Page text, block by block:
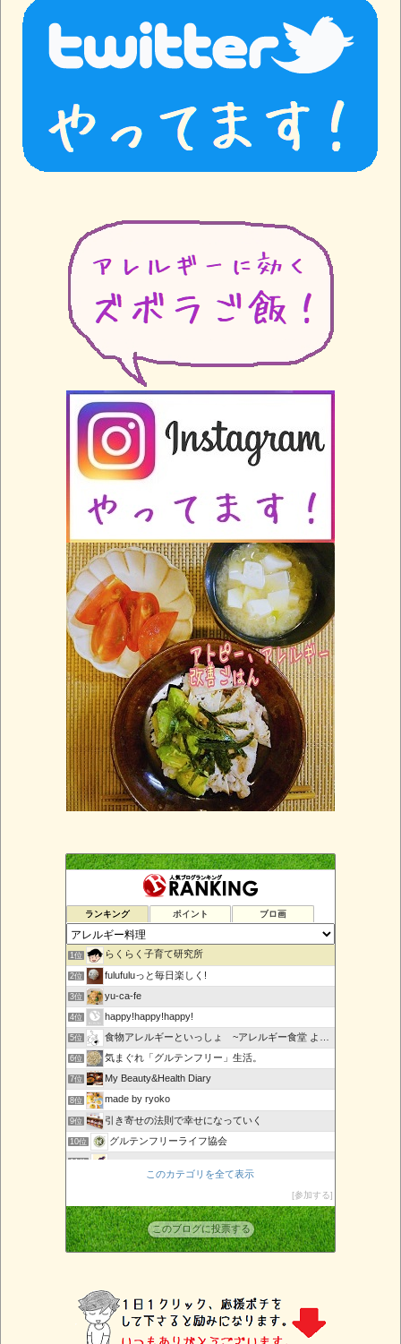
ランキング ポイント ブロ画
1位 らくらく子育て研究所
2位 fulufuluっと毎日楽しく!
3位 yu-ca-fe
4位 happy!happy!happy!
5位 食物アレルギーといっしょ ~アレルギー食堂 よってんべぇ~
6位 気まぐれ「グルテンフリー」生活。
7位 My Beauty&Health Diary
8位 made by ryoko
9位 引き寄せの法則で幸せになっていく
10位 グルテンフリーライフ協会
11位
URBAN SLOW LIFE〜発酵ワークショップのレシピ〜
14位 アレルギーっ子ママのまねっこごはん
15位 複合アレルギーのアトピーっ子育児・除去食レシピ
このカテゴリを全て表示
参加する
このブログに投票する